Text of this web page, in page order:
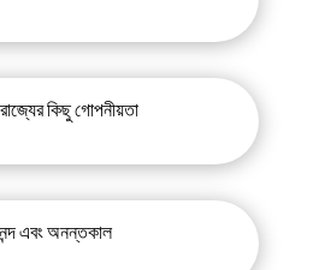
কিছু গোপনীয়তা
এবং অনন্তকাল